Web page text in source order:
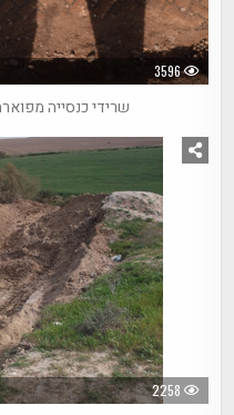
3596
שרידי כנסייה
2258